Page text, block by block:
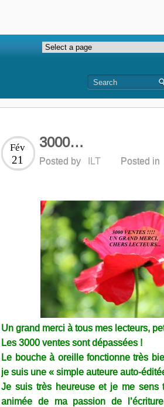
3000…
Fév
21 Posted by ILT Posted in
Un grand merci à tous mes lecteurs,
Les 3000 ventes sont dépassées !
Le bouche à oreille fonctionne très
je suis une « simple auteure auto-
Je suis très heureuse et je me sens
animée de ma passion de